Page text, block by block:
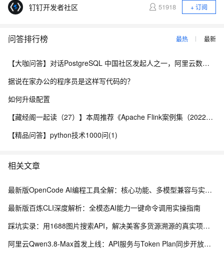
钉钉开发者社区 51918 + 订阅
问答排行榜 最热 最新
【大咖问答】对话PostgreSQL 中国社区发起人之一，阿里云数据库高级专家 德哥
据说在家办公的程序员是这样写代码的？
如何升级配置
【藏经阁一起读（27）】本周推荐《Apache Flink案例集（2022版）》，你有哪些心得？
【精品问答】python技术1000问(1)
相关文章
最新版OpenCode AI编程工具全解：核心功能、多模型兼容与实战应用指南
最新版百炼CLI深度解析：全模态AI能力一键命令调用实操指南
踩坑实录：用1688图片搜索API，解决美客多货源溯源的真实项目经历
阿里云Qwen3.8-Max首发上线：API服务与Token Plan同步开放全解析